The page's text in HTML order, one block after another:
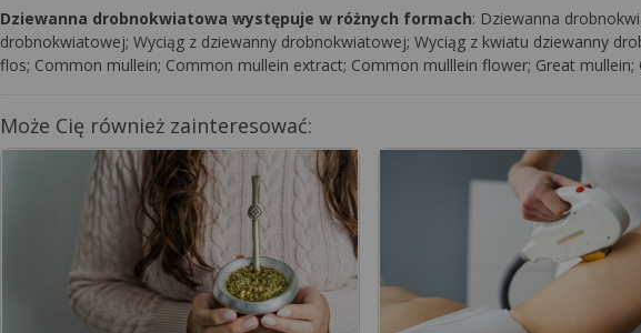
Dziewanna drobnokwiatowa występuje w różnych formach: Dziewanna
drobnokwiatowej; Wyciąg z dziewanny drobnokwiatowej; Wyciąg z kwiatu dziewanny
flos; Common mullein; Common mullein extract; Common mulllein flower; Great
Może Cię również zainteresować: